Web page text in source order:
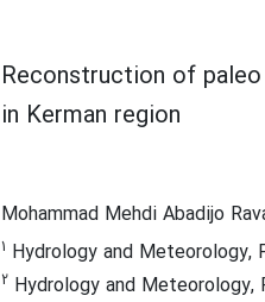
Reconstruction of
in Kerman region
Mohammad Mehdi Abadijo
1 Hydrology and Meteorology,
2 Hydrology and Meteorology,